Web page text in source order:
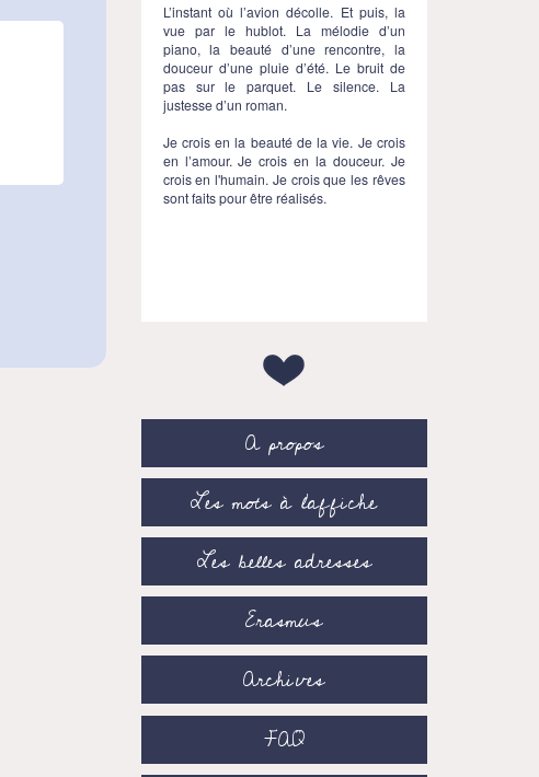
L’instant où l’avion décolle. Et puis, la
vue par le hublot. La mélodie d’un
piano, la beauté d’une rencontre, la
douceur d’une pluie d’été. Le bruit de
pas sur le parquet. Le silence. La
justesse d’un roman.
Je crois en la beauté de la vie. Je crois
en l’amour. Je crois en la douceur. Je
crois en l'humain. Je crois que les rêves
sont faits pour être réalisés.
A propos
Les mots à l’affiche
Les belles adresses
Erasmus
Archives
FAQ